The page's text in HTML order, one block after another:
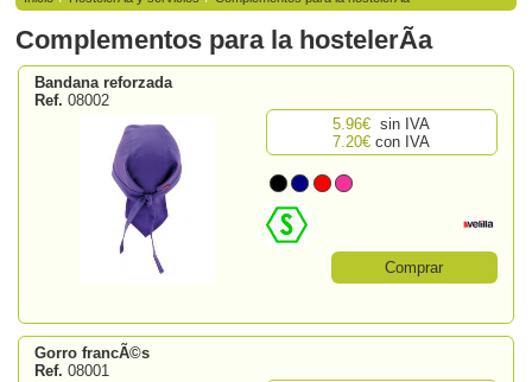
Complementos para la hostelerÃ­a
Bandana reforzada
Ref. 08002
5.96€ sin IVA
7.20€ con IVA
Comprar
Gorro francÃ©s
Ref. 08001